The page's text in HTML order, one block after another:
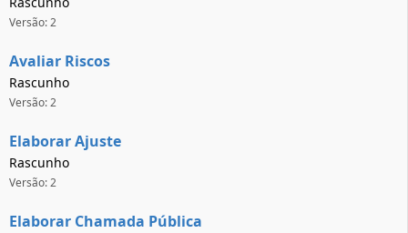
Versão: 2
Avaliar Riscos
Rascunho
Versão: 2
Elaborar Ajuste
Rascunho
Versão: 2
Elaborar Chamada Pública